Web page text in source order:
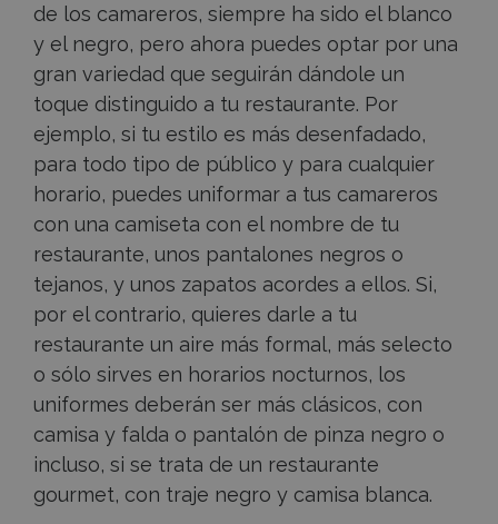
de los camareros, siempre ha sido el blanco
y el negro, pero ahora puedes optar por una
gran variedad que seguirán dándole un
toque distinguido a tu restaurante. Por
ejemplo, si tu estilo es más desenfadado,
para todo tipo de público y para cualquier
horario, puedes uniformar a tus camareros
con una camiseta con el nombre de tu
restaurante, unos pantalones negros o
tejanos, y unos zapatos acordes a ellos. Si,
por el contrario, quieres darle a tu
restaurante un aire más formal, más selecto
o sólo sirves en horarios nocturnos, los
uniformes deberán ser más clásicos, con
camisa y falda o pantalón de pinza negro o
incluso, si se trata de un restaurante
gourmet, con traje negro y camisa blanca.